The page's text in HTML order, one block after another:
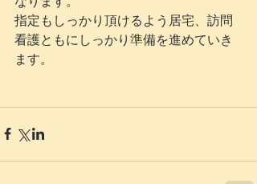
指定もしっかり頂けるよう居宅、訪問
看護ともにしっかり準備を進めていき
ます。